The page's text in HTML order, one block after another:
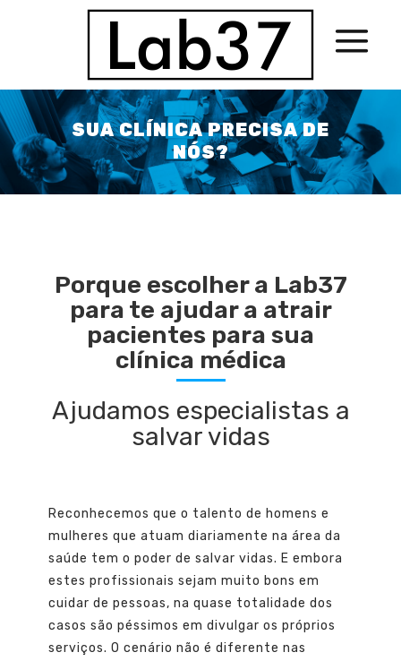
SUA CLÍNICA PRECISA DE
NÓS?
Porque escolher a Lab37
para te ajudar a atrair
pacientes para sua
clínica médica
Ajudamos especialistas a
salvar vidas
Reconhecemos que o talento de homens e
mulheres que atuam diariamente na área da
saúde tem o poder de salvar vidas. E embora
estes profissionais sejam muito bons em
cuidar de pessoas, na quase totalidade dos
casos são péssimos em divulgar os próprios
serviços. O cenário não é diferente nas